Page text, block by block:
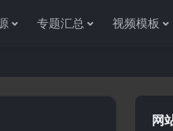
专题汇总 视频模板
网